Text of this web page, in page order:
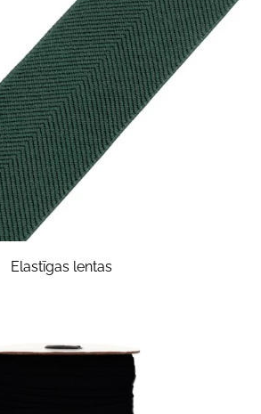
Elastīgas lentas